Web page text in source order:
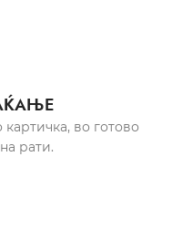
во готово
рати.